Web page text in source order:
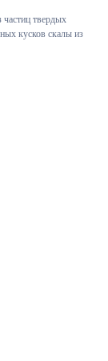
твердых
кусков скалы из